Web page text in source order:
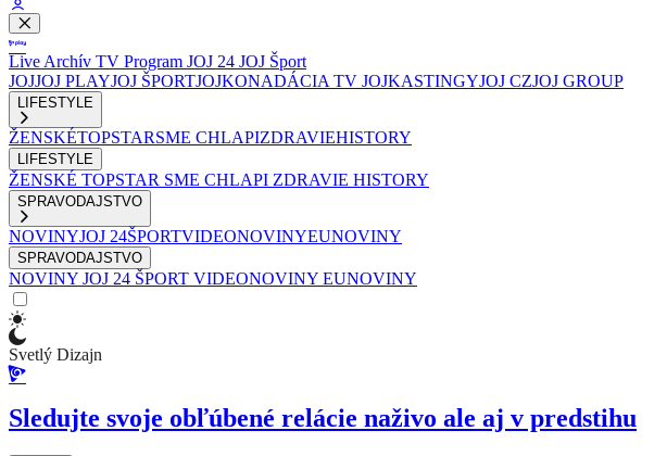
Live Archív TV Program JOJ 24 JOJ Šport
JOJJOJ PLAYJOJ ŠPORTJOJKONADÁCIA TV JOJKASTINGYJOJ CZJOJ GROUP
LIFESTYLE
ŽENSKÉTOPSTARSME CHLAPIZDRAVIEHISTORY
LIFESTYLE
ŽENSKÉ TOPSTAR SME CHLAPI ZDRAVIE HISTORY
SPRAVODAJSTVO
NOVINYJOJ 24ŠPORTVIDEONOVINYEUNOVINY
SPRAVODAJSTVO
NOVINY JOJ 24 ŠPORT VIDEONOVINY EUNOVINY
Svetlý Dizajn
Sledujte svoje obľúbené relácie naživo ale aj v predstihu